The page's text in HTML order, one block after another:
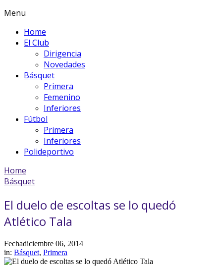
Menu
Home
El Club
Dirigencia
Novedades
Básquet
Primera
Femenino
Inferiores
Fútbol
Primera
Inferiores
Polideportivo
Home
Básquet
El duelo de escoltas se lo quedó
Atlético Tala
Fechadiciembre 06, 2014
in: Básquet, Primera